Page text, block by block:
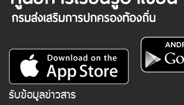
รับข้อมูลข่าวสาร